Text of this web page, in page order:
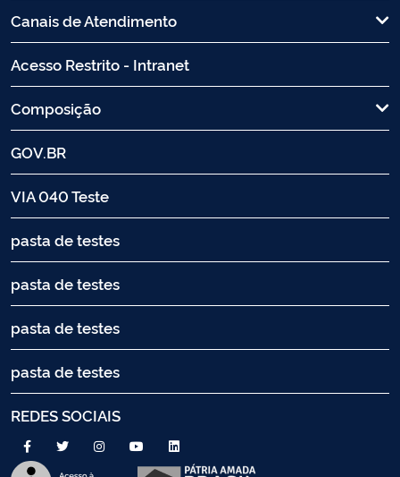
Canais de Atendimento
Acesso Restrito - Intranet
Composição
GOV.BR
VIA 040 Teste
pasta de testes
pasta de testes
pasta de testes
pasta de testes
REDES SOCIAIS